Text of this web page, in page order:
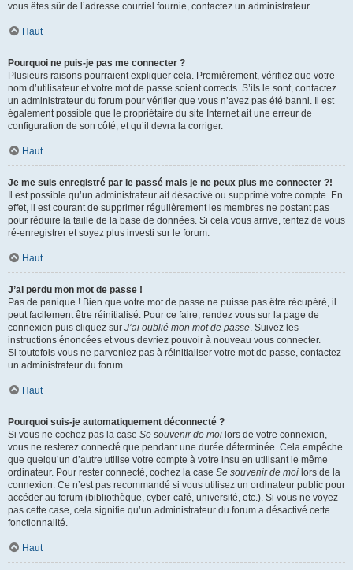
vous êtes sûr de l’adresse courriel fournie, contactez un administrateur.
Haut
Pourquoi ne puis-je pas me connecter ?
Plusieurs raisons pourraient expliquer cela. Premièrement, vérifiez que votre
nom d’utilisateur et votre mot de passe soient corrects. S’ils le sont, contactez
un administrateur du forum pour vérifier que vous n’avez pas été banni. Il est
également possible que le propriétaire du site Internet ait une erreur de
configuration de son côté, et qu’il devra la corriger.
Haut
Je me suis enregistré par le passé mais je ne peux plus me connecter ?!
Il est possible qu’un administrateur ait désactivé ou supprimé votre compte. En
effet, il est courant de supprimer régulièrement les membres ne postant pas
pour réduire la taille de la base de données. Si cela vous arrive, tentez de vous
ré-enregistrer et soyez plus investi sur le forum.
Haut
J’ai perdu mon mot de passe !
Pas de panique ! Bien que votre mot de passe ne puisse pas être récupéré, il
peut facilement être réinitialisé. Pour ce faire, rendez vous sur la page de
connexion puis cliquez sur J’ai oublié mon mot de passe. Suivez les
instructions énoncées et vous devriez pouvoir à nouveau vous connecter.
Si toutefois vous ne parveniez pas à réinitialiser votre mot de passe, contactez
un administrateur du forum.
Haut
Pourquoi suis-je automatiquement déconnecté ?
Si vous ne cochez pas la case Se souvenir de moi lors de votre connexion,
vous ne resterez connecté que pendant une durée déterminée. Cela empêche
que quelqu’un d’autre utilise votre compte à votre insu en utilisant le même
ordinateur. Pour rester connecté, cochez la case Se souvenir de moi lors de la
connexion. Ce n’est pas recommandé si vous utilisez un ordinateur public pour
accéder au forum (bibliothèque, cyber-café, université, etc.). Si vous ne voyez
pas cette case, cela signifie qu’un administrateur du forum a désactivé cette
fonctionnalité.
Haut